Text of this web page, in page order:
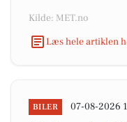
Kilde: MET.no
Læs hele artiklen
BILER 07-08-2026